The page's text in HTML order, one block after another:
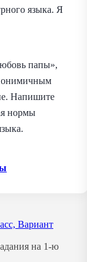
языка. Я
папы»,
Напишите
нормы
Вариант
на 1-ю